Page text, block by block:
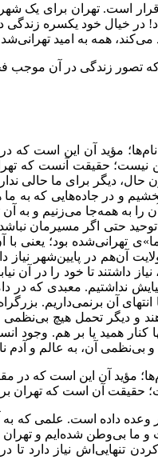
است. تهران برای
در خیال خود یکسره
همه به امید
تصور زندگی در آن
مؤید آن این است که
نیست؛ حقیقت آنست که
حال، دیگر برای ما حالی
در جاده‌هایی که به ما
به همه‌جا می‌زنیم و به آن
توحید حتی اگر مسیرمان
تهرانی‌شده بود؛
ولایت آن‌هم در
داشتند تا خود را در آن
نداشتیم. معبدی که در
انتهای آن برنمی‌داریم.
دیگر تحمل هیچ بی‌نظمی
کنار همید یا بر هم.
آن، به عالم و آدم
مؤید آن این است که در
حقیقت آن است که تهران
وعده داده است. علمی که
و ما بی‌وطن شده‌ایم و
تنهایی‌اش نیاز